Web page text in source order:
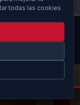
todas las cookies
2030 si no tiene